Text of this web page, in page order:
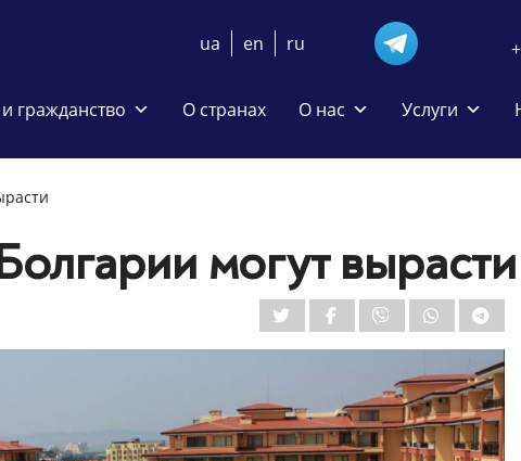
ua en ru
гражданство О странах О нас Услуги
могут вырасти